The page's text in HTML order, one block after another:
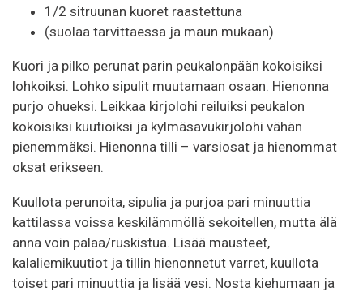
1/2 sitruunan kuoret raastettuna
(suolaa tarvittaessa ja maun mukaan)
Kuori ja pilko perunat parin peukalonpään kokoisiksi
lohkoiksi. Lohko sipulit muutamaan osaan. Hienonna
purjo ohueksi. Leikkaa kirjolohi reiluiksi peukalon
kokoisiksi kuutioiksi ja kylmäsavukirjolohi vähän
pienemmäksi. Hienonna tilli – varsiosat ja hienommat
oksat erikseen.
Kuullota perunoita, sipulia ja purjoa pari minuuttia
kattilassa voissa keskilämmöllä sekoitellen, mutta älä
anna voin palaa/ruskistua. Lisää mausteet,
kalaliemikuutiot ja tillin hienonnetut varret, kuullota
toiset pari minuuttia ja lisää vesi. Nosta kiehumaan ja